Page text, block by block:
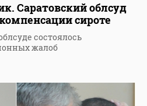
Саратовский облсуд
сироте
состоялось
жалоб